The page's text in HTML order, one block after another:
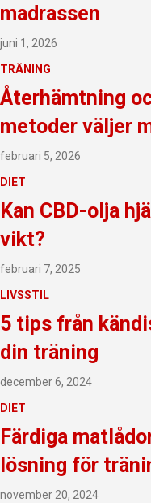
madrassen
juni 1, 2026
TRÄNING
Återhämtning
metoder väljer
februari 5, 2026
DIET
Kan CBD-olja
vikt?
februari 7, 2025
LIVSSTIL
5 tips från
din träning
december 6, 2024
DIET
Färdiga
lösning för
november 20, 2024